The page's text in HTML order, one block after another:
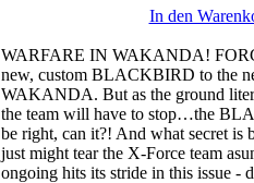
In den
WARFARE IN WAKANDA!
new, custom BLACKBIRD to the
WAKANDA. But as the ground
the team will have to stop…the
be right, can it?! And what secret is
just might tear the X-Force team
ongoing hits its stride in this issue -